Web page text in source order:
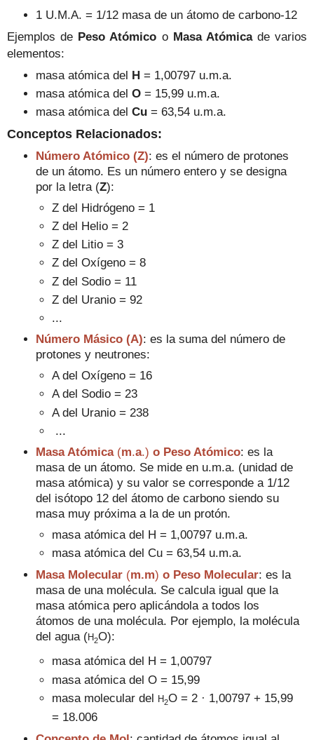
1 U.M.A. = 1/12 masa de un átomo de carbono-12
Ejemplos de Peso Atómico o Masa Atómica de varios
elementos:
masa atómica del H= 1,00797 u.m.a.
masa atómica delO= 15,99 u.m.a.
masa atómica delCu= 63,54 u.m.a.
Conceptos Relacionados:
Número Atómico (Z): es el número de protones
de un átomo. Es un número entero y se designa
por la letra (Z):
Z del Hidrógeno = 1
Z del Helio = 2
Z del Litio = 3
Z del Oxígeno = 8
Z del Sodio = 11
Z del Uranio = 92
...
Número Másico (A): es la suma del número de
protones y neutrones:
A del Oxígeno = 16
A del Sodio = 23
A del Uranio = 238
...
Masa Atómica(m.a.)o Peso Atómico: es la
masa de un átomo. Se mide en u.m.a. (unidad de
masa atómica) y su valor se corresponde a 1/12
del isótopo 12 del átomo de carbono siendo su
masa muy próxima a la de un protón.
masa atómica del H = 1,00797 u.m.a.
masa atómica del Cu = 63,54 u.m.a.
Masa Molecular (m.m)o Peso Molecular: es la
masa de una molécula. Se calcula igual que la
masa atómica pero aplicándola a todos los
átomos de una molécula. Por ejemplo, la molécula
del agua (H2O):
masa atómica del H = 1,00797
masa atómica del O = 15,99
masa molecular del H2O = 2 · 1,00797 + 15,99
= 18.006